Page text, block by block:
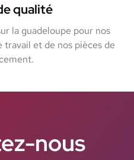
qualité
la guadeloupe pour nos
et de nos pièces de
nous